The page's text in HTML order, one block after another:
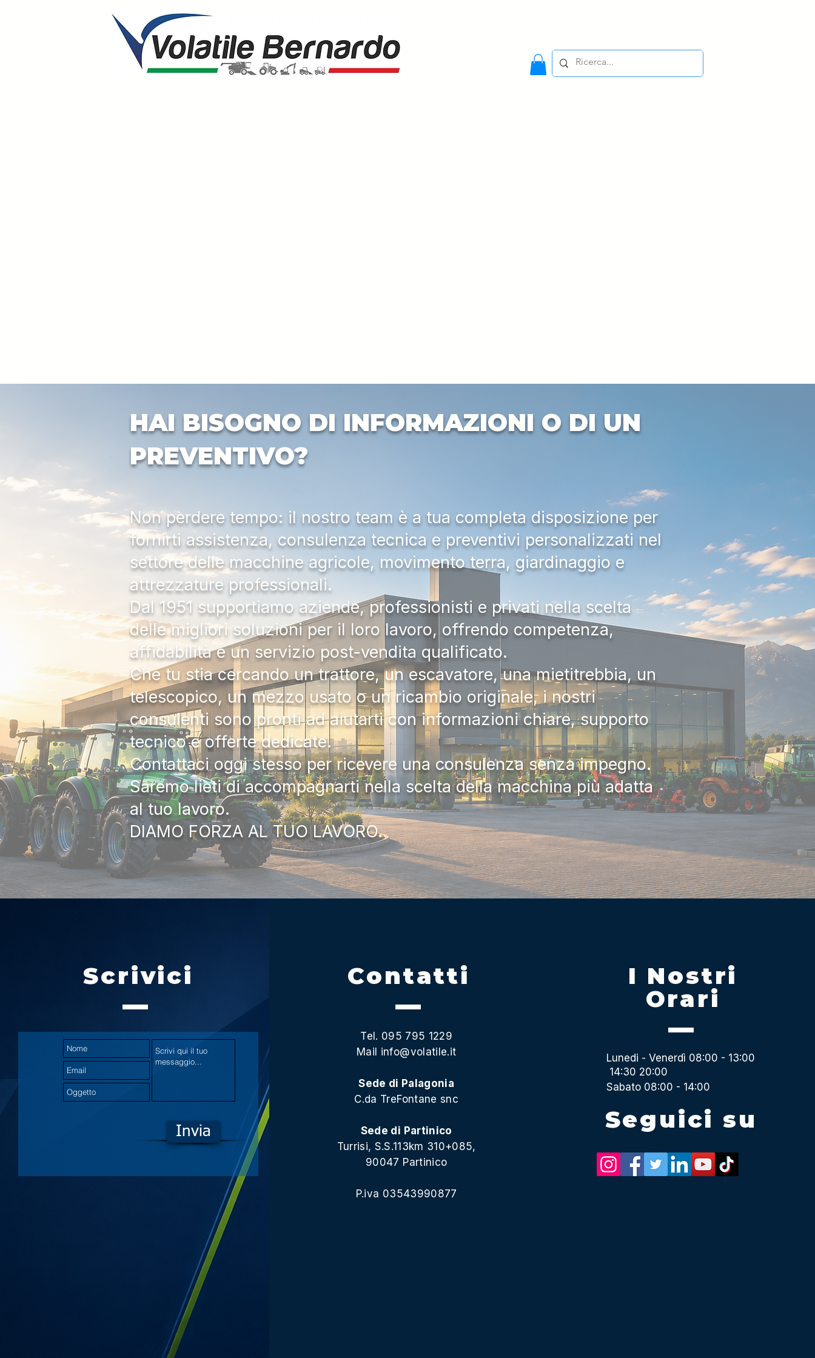
HAI BISOGNO DI INFORMAZIONI O DI UN
PREVENTIVO?
Non perdere tempo: il nostro team è a tua completa disposizione per
fornirti assistenza, consulenza tecnica e preventivi personalizzati nel
settore delle macchine agricole, movimento terra, giardinaggio e
attrezzature professionali.
Dal 1951 supportiamo aziende, professionisti e privati nella scelta
delle migliori soluzioni per il loro lavoro, offrendo competenza,
affidabilità e un servizio post-vendita qualificato.
Che tu stia cercando un trattore, un escavatore, una mietitrebbia, un
telescopico, un mezzo usato o un ricambio originale, i nostri
consulenti sono pronti ad aiutarti con informazioni chiare, supporto
tecnico e offerte dedicate.
Contattaci oggi stesso per ricevere una consulenza senza impegno.
Saremo lieti di accompagnarti nella scelta della macchina più adatta
al tuo lavoro.
DIAMO FORZA AL TUO LAVORO.
Scrivici
Invia
Contatti
Tel. 095 795 1229
Mail info@volatile.it
Sede di Palagonia
C.da TreFontane snc
Sede di Partinico
Turrisi, S.S.113km 310+085,
90047 Partinico
P.iva 03543990877
I Nostri
Orari
Lunedi - Venerdì 08:00 - 13:00
14:30 20:00
Sabato 08:00 - 14:00
Seguici su